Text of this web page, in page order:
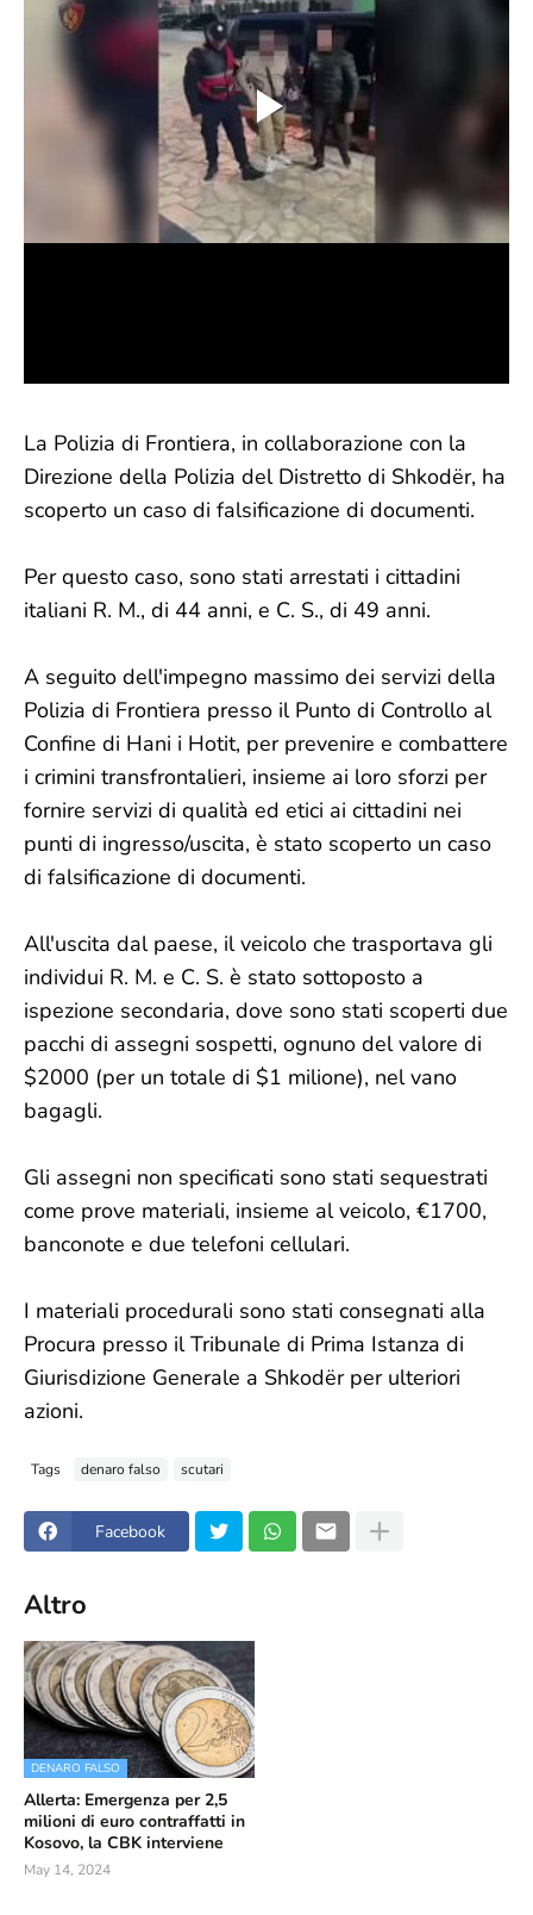
La Polizia di Frontiera, in collaborazione con la
Direzione della Polizia del Distretto di Shkodër, ha
scoperto un caso di falsificazione di documenti.
Per questo caso, sono stati arrestati i cittadini
italiani R. M., di 44 anni, e C. S., di 49 anni.
A seguito dell'impegno massimo dei servizi della
Polizia di Frontiera presso il Punto di Controllo al
Confine di Hani i Hotit, per prevenire e combattere
i crimini transfrontalieri, insieme ai loro sforzi per
fornire servizi di qualità ed etici ai cittadini nei
punti di ingresso/uscita, è stato scoperto un caso
di falsificazione di documenti.
All'uscita dal paese, il veicolo che trasportava gli
individui R. M. e C. S. è stato sottoposto a
ispezione secondaria, dove sono stati scoperti due
pacchi di assegni sospetti, ognuno del valore di
$2000 (per un totale di $1 milione), nel vano
bagagli.
Gli assegni non specificati sono stati sequestrati
come prove materiali, insieme al veicolo, €1700,
banconote e due telefoni cellulari.
I materiali procedurali sono stati consegnati alla
Procura presso il Tribunale di Prima Istanza di
Giurisdizione Generale a Shkodër per ulteriori
azioni.
Tags denaro falso scutari
Facebook
Altro
DENARO FALSO
Allerta: Emergenza per 2,5
milioni di euro contraffatti in
Kosovo, la CBK interviene
May 14, 2024